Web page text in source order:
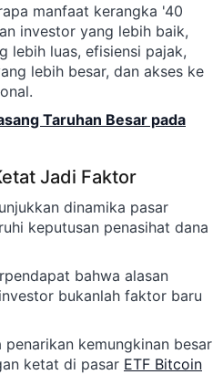
manfaat kerangka '40
investor yang lebih baik,
lebih luas, efisiensi pajak,
lebih besar, dan akses ke
Taruhan Besar pada
Jadi Faktor
dinamika pasar
keputusan penasihat dana
bahwa alasan
bukanlah faktor baru
kemungkinan besar
ketat di pasar ETF Bitcoin